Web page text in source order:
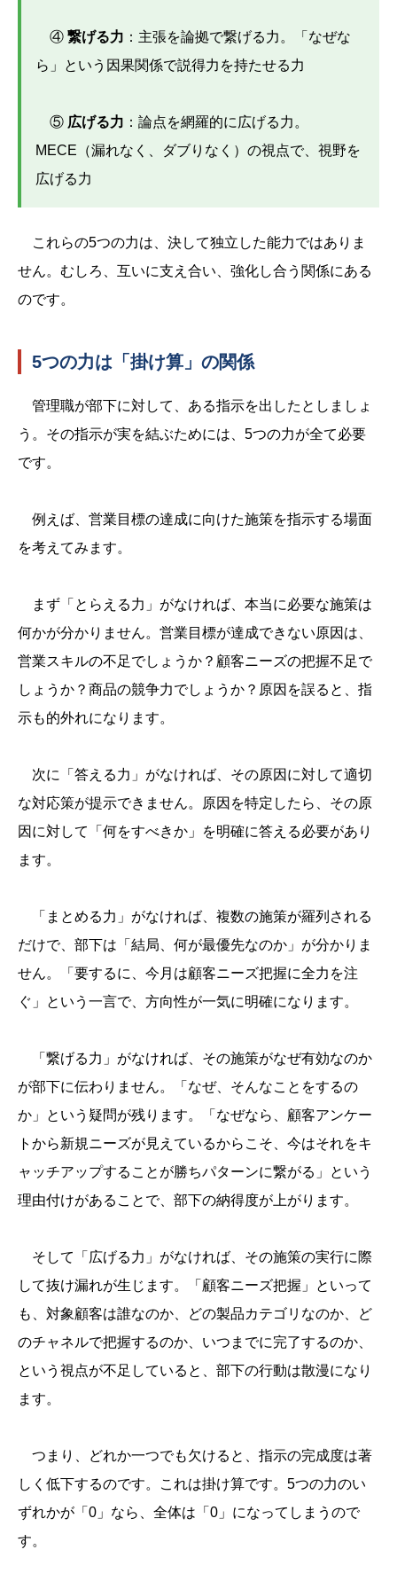
④ 繋げる力 ：主張を論拠で繋げる力。「なぜな
ら」という因果関係で説得力を持たせる力
⑤ 広げる力 ：論点を網羅的に広げる力。
MECE（漏れなく、ダブりなく）の視点で、視野を
広げる力
これらの5つの力は、決して独立した能力ではありま
せん。むしろ、互いに支え合い、強化し合う関係にある
のです。
5つの力は「掛け算」の関係
管理職が部下に対して、ある指示を出したとしましょ
う。その指示が実を結ぶためには、5つの力が全て必要
です。
例えば、営業目標の達成に向けた施策を指示する場面
を考えてみます。
まず「とらえる力」がなければ、本当に必要な施策は
何かが分かりません。営業目標が達成できない原因は、
営業スキルの不足でしょうか？顧客ニーズの把握不足で
しょうか？商品の競争力でしょうか？原因を誤ると、指
示も的外れになります。
次に「答える力」がなければ、その原因に対して適切
な対応策が提示できません。原因を特定したら、その原
因に対して「何をすべきか」を明確に答える必要があり
ます。
「まとめる力」がなければ、複数の施策が羅列される
だけで、部下は「結局、何が最優先なのか」が分かりま
せん。「要するに、今月は顧客ニーズ把握に全力を注
ぐ」という一言で、方向性が一気に明確になります。
「繋げる力」がなければ、その施策がなぜ有効なのか
が部下に伝わりません。「なぜ、そんなことをするの
か」という疑問が残ります。「なぜなら、顧客アンケー
トから新規ニーズが見えているからこそ、今はそれをキ
ャッチアップすることが勝ちパターンに繋がる」という
理由付けがあることで、部下の納得度が上がります。
そして「広げる力」がなければ、その施策の実行に際
して抜け漏れが生じます。「顧客ニーズ把握」といって
も、対象顧客は誰なのか、どの製品カテゴリなのか、ど
のチャネルで把握するのか、いつまでに完了するのか、
という視点が不足していると、部下の行動は散漫になり
ます。
つまり、どれか一つでも欠けると、指示の完成度は著
しく低下するのです。これは掛け算です。5つの力のい
ずれかが「0」なら、全体は「0」になってしまうので
す。